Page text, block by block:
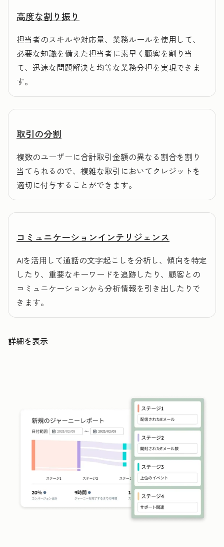
高度な割り振り
担当者のスキルや対応量、業務ルールを使用して、
必要な知識を備えた担当者に素早く顧客を割り当
て、迅速な問題解決と均等な業務分担を実現できま
す。
取引の分割
複数のユーザーに合計取引金額の異なる割合を割り
当てられるので、複雑な取引においてクレジットを
適切に付与することができます。
コミュニケーションインテリジェンス
AIを活用して通話の文字起こしを分析し、傾向を特定
したり、重要なキーワードを追跡したり、顧客との
コミュニケーションから分析情報を引き出したりで
きます。
詳細を表示
その他の機能を確認する